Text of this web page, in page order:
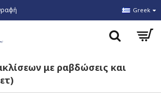
Greek
με ραβδώσεις και